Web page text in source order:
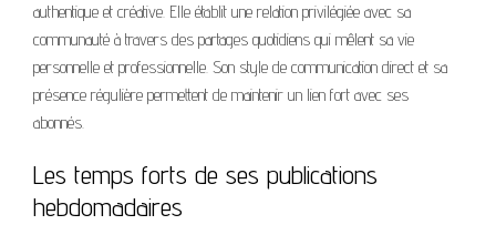
authentique et créative. Elle établit une relation privilégiée avec sa
communauté à travers des partages quotidiens qui mêlent sa vie
personnelle et professionnelle. Son style de communication direct et sa
présence régulière permettent de maintenir un lien fort avec ses
abonnés.
Les temps forts de ses publications
hebdomadaires